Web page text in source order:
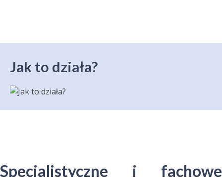
Jak to działa?
Specjalistyczne i fachowe